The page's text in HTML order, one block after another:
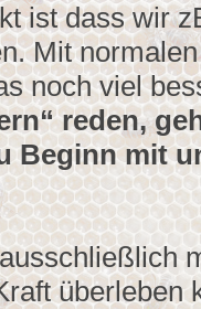
ist dass wir
Mit
noch viel
reden,
Beginn mit
überleben